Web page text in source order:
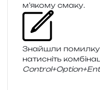
м’якому смаку.
Знайшли помил­ку?
нати­сніть